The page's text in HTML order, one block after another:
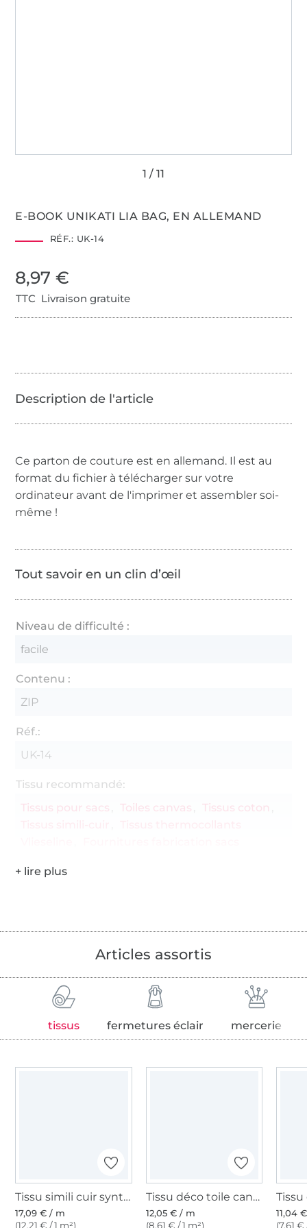
E-BOOK UNIKATI LIA BAG, EN ALLEMAND
RÉF.: UK-14
8,97 €
TTC Livraison gratuite
Ce parton de couture est en allemand. Il est au
format du fichier à télécharger sur votre
ordinateur avant de l'imprimer et assembler soi-
même !
Tout savoir en un clin d’œil
Niveau de difficulté :
facile
Contenu :
ZIP
Réf.:
UK-14
Tissu recommandé:
Tissus pour sacs
Toiles canvas
Tissus coton
Articles assortis
tissus fermetures éclair mercerie
Tissu simili cuir synthétique lavea, noir
17,09 € / m
(12,21 € / 1 m²)
Tissu déco toile canvas art aztèque Aztecan Art, blanc
12,05 € / m
(8,61 € / 1 m²)
11,04
(7,61 €